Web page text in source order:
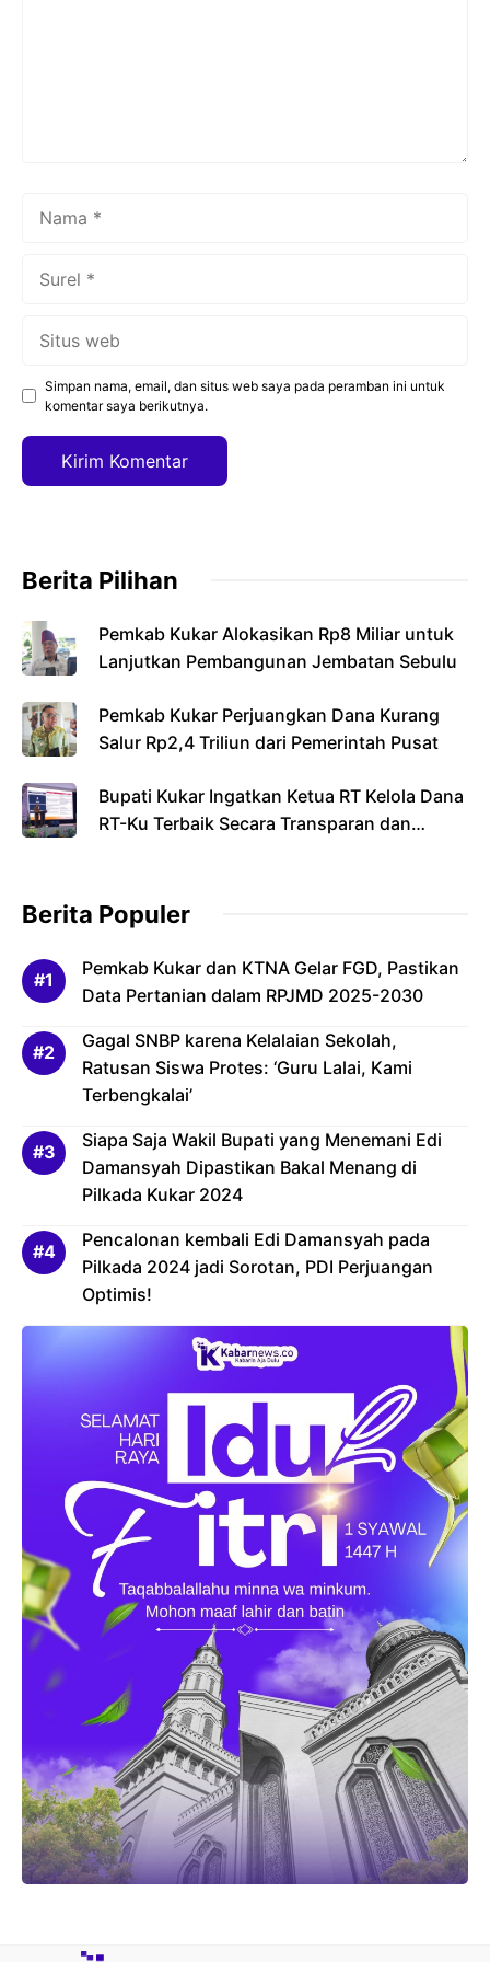
Simpan nama, email, dan situs web saya pada peramban ini untuk
komentar saya berikutnya.
Berita Pilihan
Pemkab Kukar Alokasikan Rp8 Miliar untuk
Lanjutkan Pembangunan Jembatan Sebulu
Pemkab Kukar Perjuangkan Dana Kurang
Salur Rp2,4 Triliun dari Pemerintah Pusat
Bupati Kukar Ingatkan Ketua RT Kelola Dana
RT-Ku Terbaik Secara Transparan dan
Berita Populer
Pemkab Kukar dan KTNA Gelar FGD, Pastikan
Data Pertanian dalam RPJMD 2025-2030
Gagal SNBP karena Kelalaian Sekolah,
Ratusan Siswa Protes: ‘Guru Lalai, Kami
Terbengkalai’
Siapa Saja Wakil Bupati yang Menemani Edi
Damansyah Dipastikan Bakal Menang di
Pilkada Kukar 2024
Pencalonan kembali Edi Damansyah pada
Pilkada 2024 jadi Sorotan, PDI Perjuangan
Optimis!